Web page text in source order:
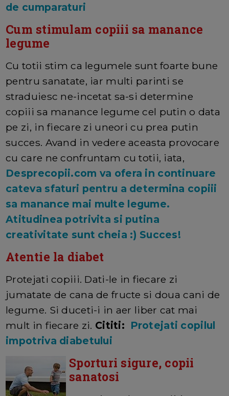
de cumparaturi
Cum stimulam copiii sa manance
legume
Cu totii stim ca legumele sunt foarte bune
pentru sanatate, iar multi parinti se
straduiesc ne-incetat sa-si determine
copiii sa manance legume cel putin o data
pe zi, in fiecare zi uneori cu prea putin
succes. Avand in vedere aceasta provocare
cu care ne confruntam cu totii, iata,
Desprecopii.com va ofera in continuare
cateva sfaturi pentru a determina copiii
sa manance mai multe legume.
Atitudinea potrivita si putina
creativitate sunt cheia :) Succes!
Atentie la diabet
Protejati copiii. Dati-le in fiecare zi
jumatate de cana de fructe si doua cani de
legume. Si duceti-i in aer liber cat mai
mult in fiecare zi. Cititi: Protejati copilul
impotriva diabetului
Sporturi sigure, copii
sanatosi